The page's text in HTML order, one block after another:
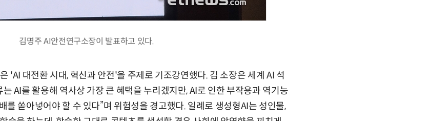
김명주 AI안전연구소장이 발표하고 있다.
'AI 대전환 시대, 혁신과 안전'을 주제로 기조강연했다. 김 소장은 세계 AI 석
AI를 활용해 역사상 가장 큰 혜택을 누리겠지만, AI로 인한 부작용과 역기능
를 쏟아넣어야 할 수 있다”며 위험성을 경고했다. 일례로 생성형AI는 성인물,